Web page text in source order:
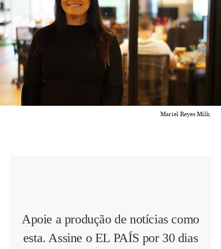
Mariel Reyes Milk.
Apoie a produção de notícias como
esta. Assine o EL PAÍS por 30 dias